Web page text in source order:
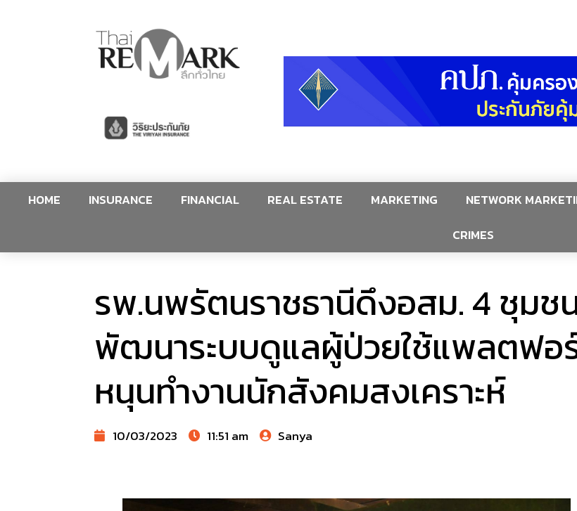
HOME INSURANCE FINANCIAL REAL ESTATE MARKETING NETWORK
CRIMES
รพ.นพรัตนราชธานีดึงอสม. 4 ชุมช
พัฒนาระบบดูแลผู้ป่วยใช้แพลตฟอ
หนุนทำงานนักสังคมสงเคราะห์
10/03/2023 11:51 am Sanya